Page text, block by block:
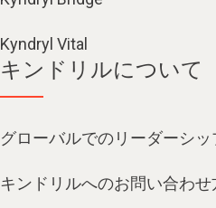
Kyndryl Vital
キンドリルについて
グローバルでのリーダーシッ
キンドリルへのお問い合わせ